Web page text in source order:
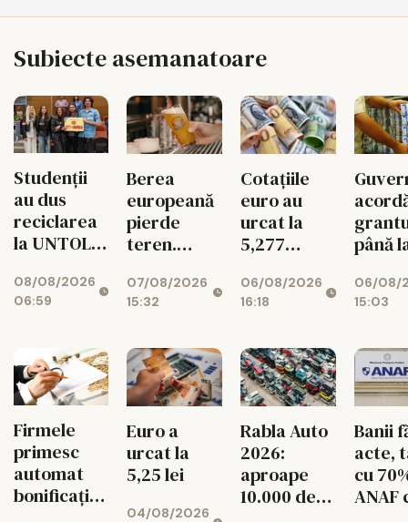
Subiecte asemanatoare
Studenții
au dus
reciclarea
la UNTOLD
cu
superstiții
08/08/2026
06:59
Berea
europeană
pierde
teren.
UE au
scăzut cu
07/08/2026
15:32
Cotațiile
euro au
urcat la
5,277
06/08/2026
16:18
până
euro
06/08/
15:03
Firmele
primesc
automat
bonificația
Euro a
urcat la
5,25 lei
04/08/2026
Rabla Auto
2026:
aproape
10.000 de
Banii
acte,
cu
ANAF